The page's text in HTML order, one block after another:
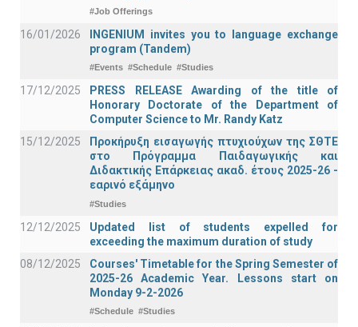
#Job Offerings
16/01/2026
INGENIUM invites you to language exchange
program (Tandem)
#Events #Schedule #Studies
17/12/2025
PRESS RELEASE Awarding of the title of
Honorary Doctorate of the Department of
Computer Science to Mr. Randy Katz
15/12/2025
Προκήρυξη εισαγωγής πτυχιούχων της ΣΘΤΕ
στο Πρόγραμμα Παιδαγωγικής και
Διδακτικής Επάρκειας ακαδ. έτους 2025-26 -
εαρινό εξάμηνο
#Studies
12/12/2025
Updated list of students expelled for
exceeding the maximum duration of study
08/12/2025
Courses' Timetable for the Spring Semester of
2025-26 Academic Year. Lessons start on
Monday 9-2-2026
#Schedule #Studies